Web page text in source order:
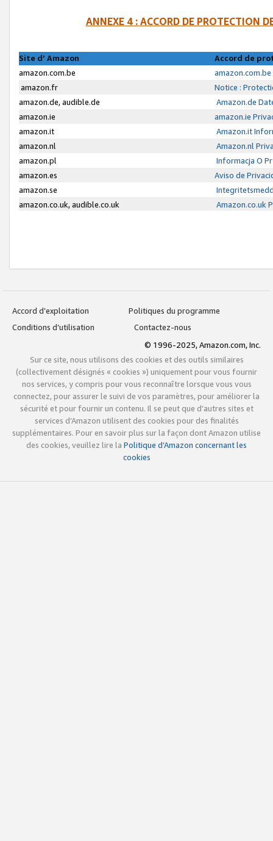
ANNEXE 4 : ACCORD DE PROTECTION
Site d’ Amazon
Accord de
amazon.com.be
amazon.fr
Notice :
amazon.de, audible.de
Amazon.de
amazon.ie
amazon.ie
amazon.it
Amazon.it
amazon.nl
Amazon.nl
amazon.pl
Informacja O
amazon.es
Aviso de
amazon.se
amazon.co.uk, audible.co.uk
Amazon.co.uk
Accord d’exploitation
Politiques du programme
Conditions d’utilisation
Contactez-nous
© 1996-2025, Amazon.com, Inc.
Sur ce site, nous utilisons des cookies et des outils similaires
(collectivement désignés « cookies ») uniquement pour vous fournir
nos services, y compris pour vous reconnaître lorsque vous vous
connectez, pour assurer le suivi de vos paramètres, pour améliorer la
sécurité et pour fournir un contenu. Il se peut que d’autres sites et
services d’Amazon utilisent des cookies pour des finalités
supplémentaires. Pour en savoir plus sur la façon dont Amazon utilise
des cookies, veuillez lire la Politique d’Amazon concernant les
cookies